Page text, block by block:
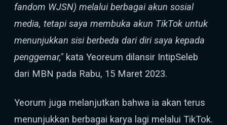
fandom WJSN) melalui berbagai akun sosial
media, tetapi saya membuka akun TikTok untuk
menunjukkan sisi berbeda dari diri saya kepada
penggemar," kata Yeoreum dilansir IntipSeleb
dari MBN pada Rabu, 15 Maret 2023.
Yeorum juga melanjutkan bahwa ia akan terus
menunjukkan berbagai karya lagi melalui TikTok.